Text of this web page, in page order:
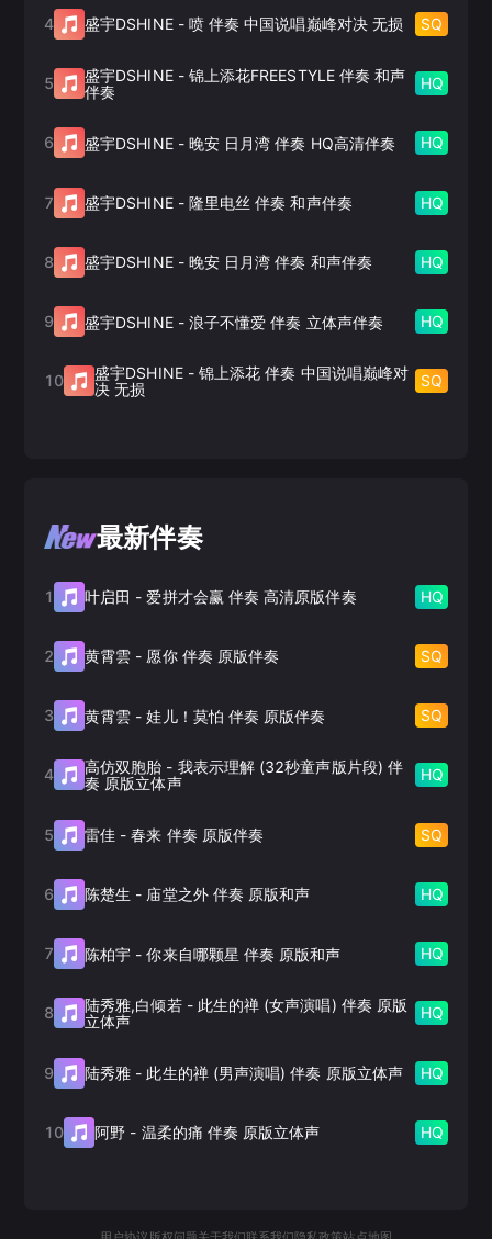
4 盛宇DSHINE- 喷 伴奏 中国说唱巅峰对决 无损 SQ
5 盛宇DSHINE- 锦上添花FREESTYLE 伴奏 和声
伴奏
HQ
6 盛宇DSHINE- 晚安 日月湾 伴奏 HQ高清伴奏 HQ
7 盛宇DSHINE- 隆里电丝 伴奏 和声伴奏 HQ
8 盛宇DSHINE- 晚安 日月湾 伴奏 和声伴奏 HQ
9 盛宇DSHINE- 浪子不懂爱 伴奏 立体声伴奏 HQ
10 盛宇DSHINE- 锦上添花 伴奏 中国说唱巅峰对
决 无损
SQ
最新伴奏
1 叶启田 -爱拼才会赢 伴奏 高清原版伴奏 HQ
2 黄霄雲 - 愿你 伴奏 原版伴奏 SQ
3 黄霄雲 -娃儿！莫怕 伴奏 原版伴奏 SQ
4 高仿双胞胎 - 我表示理解 (32秒童声版片段) 伴
奏 原版立体声
HQ
5 雷佳 -春来 伴奏 原版伴奏 SQ
6 陈楚生 - 庙堂之外 伴奏 原版和声 HQ
7 陈柏宇 -你来自哪颗星 伴奏 原版和声 HQ
8 陆秀雅,白倾若- 此生的禅 (女声演唱) 伴奏 原版
立体声
HQ
9 陆秀雅 - 此生的禅 (男声演唱) 伴奏 原版立体声 HQ
10 阿野 - 温柔的痛 伴奏 原版立体声 HQ